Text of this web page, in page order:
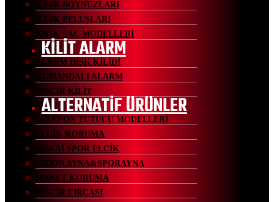
KASK BOYNUZLARI
KASK PELUŞLARI
KASK SAÇ MODELLERİ
KİLİT ALARM
ALARM DİSK KİLİDİ
KUMANDALI ALARM
ZİNCİR KİLİT
ALTERNATİF ÜRÜNLER
TELEFON TUTUCU MODELLERİ
ELCİK KORUMA
JİEKAİ SPOR ELCİK
GİDON AYNA&SPORAYNA
MANET KORUMA
ZİNCİR FIRÇASI